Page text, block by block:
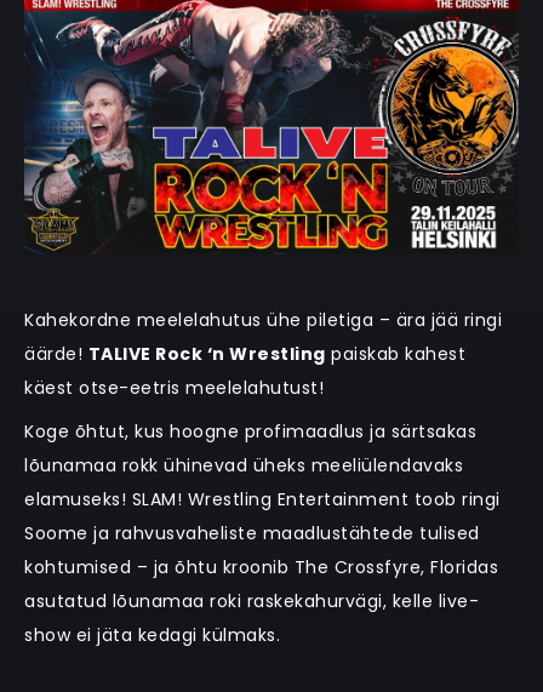
Kahekordne meelelahutus ühe piletiga – ära jää ringi
äärde! TALIVE Rock ‘n Wrestling paiskab kahest
käest otse-eetris meelelahutust!
Koge õhtut, kus hoogne profimaadlus ja särtsakas
lõunamaa rokk ühinevad üheks meeliülendavaks
elamuseks! SLAM! Wrestling Entertainment toob ringi
Soome ja rahvusvaheliste maadlustähtede tulised
kohtumised – ja õhtu kroonib The Crossfyre, Floridas
asutatud lõunamaa roki raskekahurvägi, kelle live-
show ei jäta kedagi külmaks.